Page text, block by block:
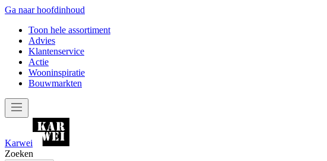
Ga naar hoofdinhoud
Toon hele assortiment
Advies
Klantenservice
Actie
Wooninspiratie
Bouwmarkten
Karwei
Zoeken